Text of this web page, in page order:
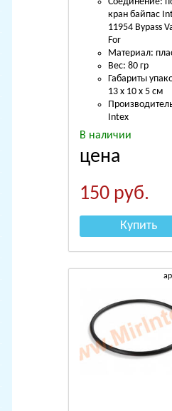
кран байпас
11954 Bypass
For
Материал:
Вес: 80 гр
Габариты
13 х 10 х 5 см
Intex
В наличии
цена
150 руб.
Купить